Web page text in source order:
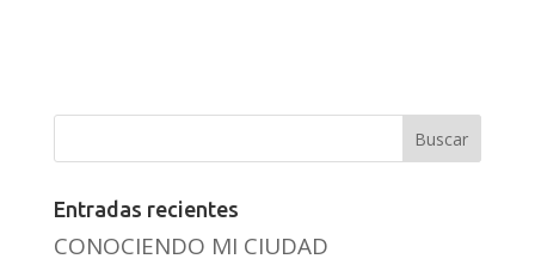
Entradas recientes
CONOCIENDO MI CIUDAD